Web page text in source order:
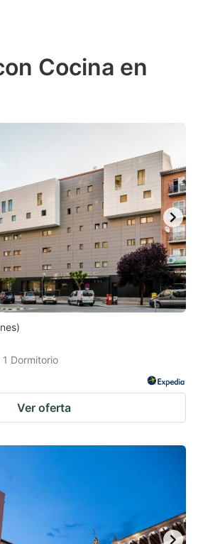
Cocina en
)
1 Dormitorio
Ver oferta